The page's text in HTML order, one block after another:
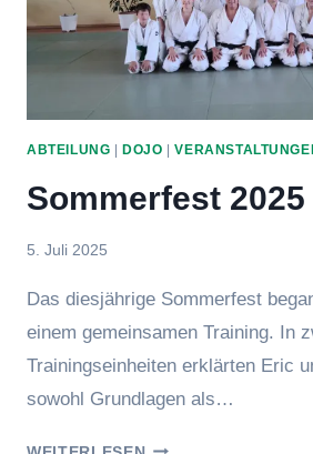
ABTEILUNG DOJO |
Sommerfest 2025
Von
5. Juli 2025
Das diesjährige Sommerfest
einem gemeinsamen Training. In
Trainingseinheiten erklärten Eric
sowohl Grundlagen als…
SOMMERFEST